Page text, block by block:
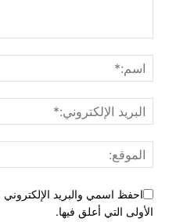
احفظ اسمي والبريد
الأولى التي أعلق فيها.